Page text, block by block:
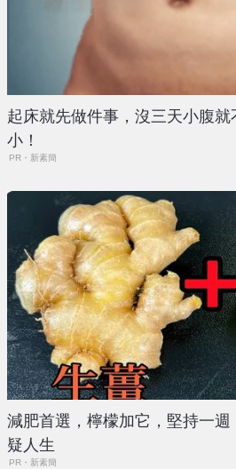
起床就先做件事，沒三天小腹
小！
PR・新素簡
減肥首選，檸檬加它，堅持一
疑人生
PR・新素簡